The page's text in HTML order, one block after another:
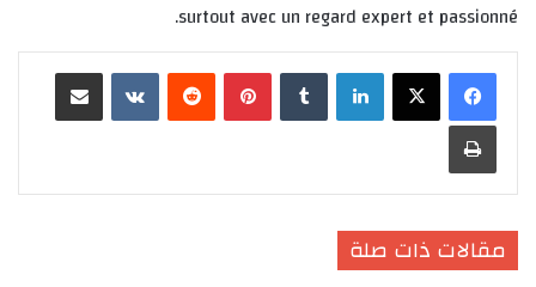
surtout avec un regard expert et passionné.
لينكدإن بينتيريست
طباعة
مقالات ذات صلة